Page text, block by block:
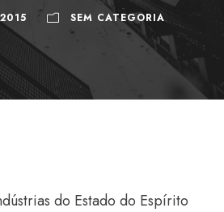
SEM CATEGORIA
do Estado do Espírito